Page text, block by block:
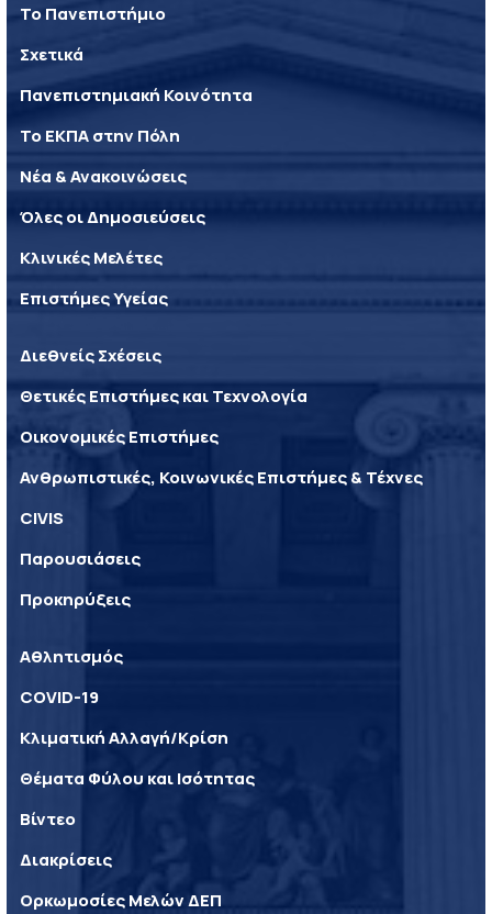
Το Πανεπιστήμιο
Σχετικά
Πανεπιστημιακή Κοινότητα
Το ΕΚΠΑ στην Πόλη
Νέα & Ανακοινώσεις
Όλες οι Δημοσιεύσεις
Κλινικές Μελέτες
Επιστήμες Υγείας
Διεθνείς Σχέσεις
Θετικές Επιστήμες και Τεχνολογία
Οικονομικές Επιστήμες
Ανθρωπιστικές, Κοινωνικές Επιστήμες & Τέχνες
CIVIS
Παρουσιάσεις
Προκηρύξεις
Αθλητισμός
COVID-19
Κλιματική Αλλαγή/Κρίση
Θέματα Φύλου και Ισότητας
Βίντεο
Διακρίσεις
Ορκωμοσίες Μελών ΔΕΠ